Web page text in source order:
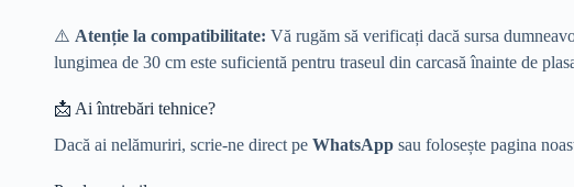
⚠️ Atenție la compatibilitate: Vă rugăm să verificați dacă sursa
lungimea de 30 cm este suficientă pentru traseul din carcasă înainte de
📩 Ai întrebări tehnice?
Dacă ai nelămuriri, scrie-ne direct pe WhatsAppsau folosește pagina